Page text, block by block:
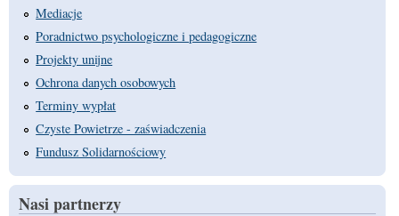
Mediacje
Poradnictwo psychologiczne i pedagogiczne
Projekty unijne
Ochrona danych osobowych
Terminy wypłat
Czyste Powietrze - zaświadczenia
Fundusz Solidarnościowy
Nasi partnerzy